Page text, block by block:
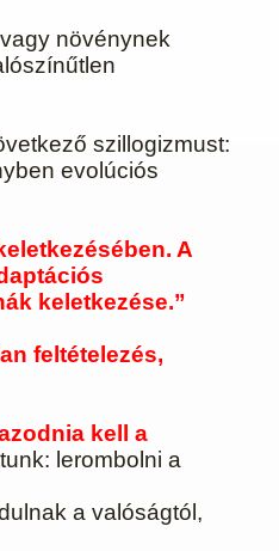
növénynek
szillogizmust:
evolúciós
A
keletkezése.”
feltételezés,
kell a
lerombolni a
a valóságtól,